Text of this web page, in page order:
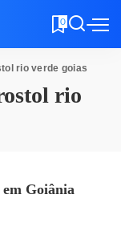
0
rio verde goias
rio
Goiânia